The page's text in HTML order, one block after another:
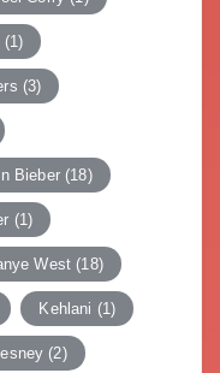
(1)
(3)
Bieber(18)
(1)
West (18)
Kehlani (1)
(2)